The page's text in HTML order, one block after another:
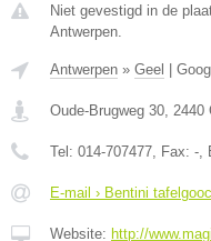
Niet gevestigd in de
Antwerpen.
Antwerpen » Geel |
Oude-Brugweg 30 2440
Tel: 014-707477 , Fax: -
E-mail › Bentini
Website: http://